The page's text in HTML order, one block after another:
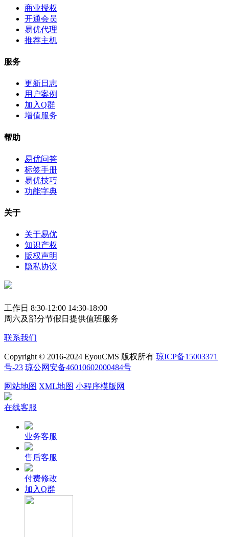
商业授权
开通会员
易优代理
推荐主机
服务
更新日志
用户案例
加入Q群
增值服务
帮助
易优问答
标签手册
易优技巧
功能字典
关于
关于易优
知识产权
版权声明
隐私协议
工作日 8:30-12:00 14:30-18:00
周六及部分节假日提供值班服务
联系我们
Copyright © 2016-2024 EyouCMS 版权所有 琼ICP备15003371
号-23 琼公网安备46010602000484号
网站地图 XML地图 小程序模版网
在线客服
业务客服
售后客服
付费修改
加入Q群